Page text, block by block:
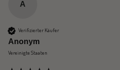
A
Verifizierter Käufer
Anonym
Vereinigte Staaten